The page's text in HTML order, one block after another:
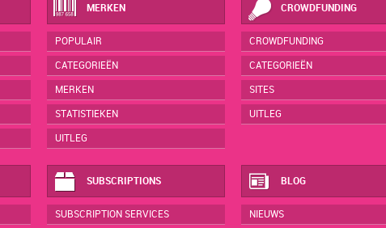
MERKEN
POPULAIR
CATEGORIEËN
MERKEN
STATISTIEKEN
UITLEG
CROWDFUNDING
CROWDFUNDING
CATEGORIEËN
SITES
UITLEG
SUBSCRIPTIONS
SUBSCRIPTION SERVICES
BLOG
NIEUWS